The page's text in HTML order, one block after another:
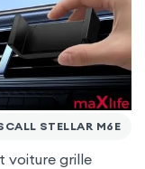
STELLAR M6E
voiture grille